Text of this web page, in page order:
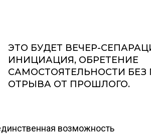
ЭТО БУДЕТ ВЕЧЕР-
ИНИЦИАЦИЯ, ОБРЕТЕНИЕ
САМОСТОЯТЕЛЬНОСТИ БЕЗ
ОТРЫВА ОТ ПРОШЛОГО.
возможность